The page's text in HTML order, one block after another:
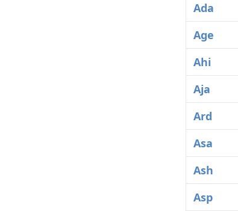
Ada
Age
Ahi
Aja
Ard
Asa
Ash
Asp